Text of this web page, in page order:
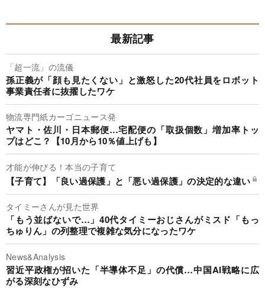
最新記事
「超一流」の流儀
孫正義が「顔も見たくない」と激怒した20代社員をロボット
事業責任者に抜擢したワケ
物流専門紙カーゴニュース発
ヤマト・佐川・日本郵便…宅配便の「取扱個数」増加率トッ
プはどこ？【10月から10％値上げも】
才能が伸びる！本当の子育て
【子育て】「良い過保護」と「悪い過保護」の決定的な違い
タイミーさんが見た世界
「もう並ばないで…」40代タイミーおじさんがミスド「もっ
ちゅりん」の列整理で複雑な気分になったワケ
News&Analysis
習近平政権が招いた「半導体不足」の代償…中国AI戦略に広
がる深刻なひずみ